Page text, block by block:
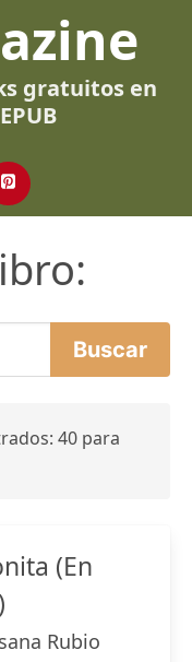
gratuitos en
40 para
(En
Rubio